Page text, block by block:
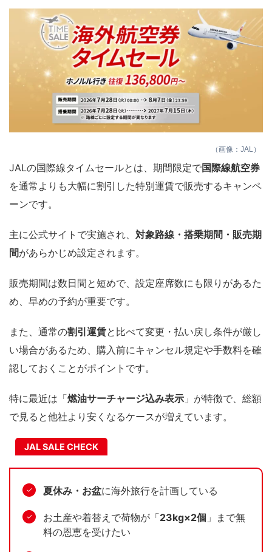
（画像：JAL）
JALの国際線タイムセールとは、期間限定で国際線航空券
を通常よりも大幅に割引した特別運賃で販売するキャンペ
ーンです。
主に公式サイトで実施され、 対象路線・搭乗期間・販売期
間があらかじめ設定されます。
販売期間は数日間と短めで、設定座席数にも限りがあるた
め、早めの予約が重要です。
また、通常の割引運賃と比べて変更・払い戻し条件が厳し
い場合があるため、購入前にキャンセル規定や手数料を確
認しておくことがポイントです。
特に最近は「燃油サーチャージ込み表示 」が特徴で、総額
で見ると他社より安くなるケースが増えています。
JAL SALE CHECK
✓ 夏休み・お盆に海外旅行を計画している
✓ お土産や着替えで荷物が「23kg×2個 」まで無
料の恩恵を受けたい